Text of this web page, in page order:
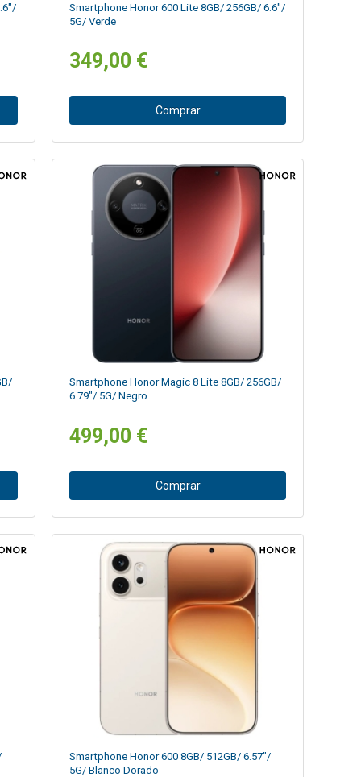
Smartphone Honor 600 Lite 8GB/ 256GB/ 6.6"/
5G/ Verde
349,00 €
Comprar
Smartphone Honor Magic 8 Lite 8GB/ 256GB/
6.79"/ 5G/ Negro
499,00 €
Comprar
Smartphone Honor 600 8GB/ 512GB/ 6.57"/
5G/ Blanco Dorado